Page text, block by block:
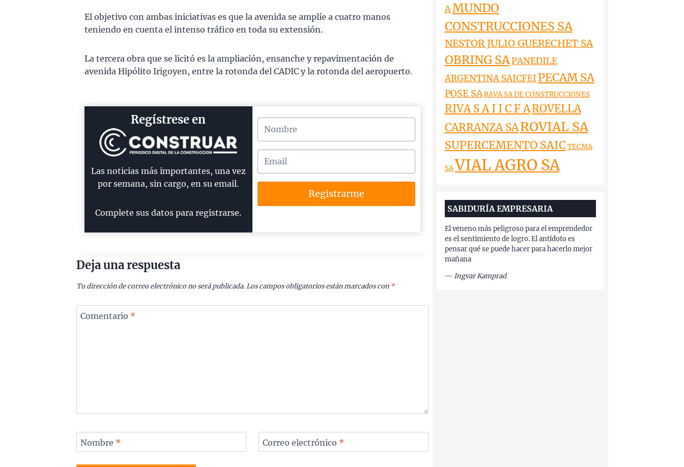
El objetivo con ambas iniciativas es que la avenida se amplíe a cuatro manos
teniendo en cuenta el intenso tráfico en toda su extensión.
La tercera obra que se licitó es la ampliación, ensanche y repavimentación de
avenida Hipólito Irigoyen, entre la rotonda del CADIC y la rotonda del aeropuerto.
Regístrese en
Las noticias más importantes, una vez
por semana, sin cargo, en su email.
Complete sus datos para registrarse.
Registrarme
Deja una respuesta
Tu dirección de correo electrónico no será publicada. Los campos obligatorios están marcados con *
Comentario *
Nombre * Correo electrónico *
AMUNDO
CONSTRUCCIONES SA
NESTOR JULIO GUERECHET SA
OBRING SAPANEDILE
ARGENTINA SAICFEI PECAM SA
POSE SARAVA SA DE CONSTRUCCIONES
RIVA S A I I C F AROVELLA
CARRANZA SAROVIAL SA
SUPERCEMENTO SAIC TECMA
SAVIAL AGRO SA
SABIDURÍA EMPRESARIA
El veneno más peligroso para el emprendedor
es el sentimiento de logro. El antídoto es
pensar qué se puede hacer para hacerlo mejor
mañana
— Ingvar Kamprad